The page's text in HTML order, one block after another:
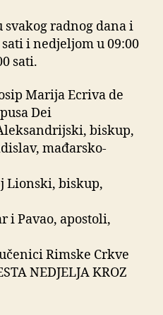
svakog radnog dana i
i nedjeljom u 09:00
sati.
Marija Ecriva de
Dei
biskup,
mađarsko-
Lionski, biskup,
i Pavao, apostoli,
Rimske Crkve
NEDJELJA KROZ